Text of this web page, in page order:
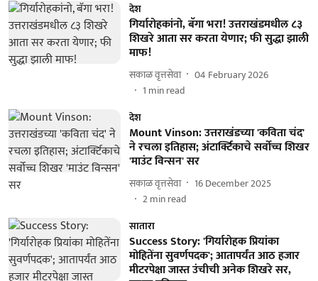
देश
गिर्यारोहकांनो, बॅगा भरा! उत्तराखंडमधील ८३
शिखरे आता सर करता येणार; फी सुद्धा झाली
माफ!
सकाळ वृत्तसेवा
04 February 2026
1 min read
देश
Mount Vinson: उत्तराखंडच्या 'कविता चंद'
ने रचला इतिहास; अंटार्क्टिकाचे सर्वोच्च शिखर
'माउंट विन्सन' सर
सकाळ वृत्तसेवा
16 December 2025
2min read
सातारा
Success Story: 'गिर्यारोहक प्रियांका
मोहितेंना सुवर्णपदक'; आतापर्यंत आठ हजार
मीटरपेक्षा जास्त उंचीची अनेक शिखरे सर,